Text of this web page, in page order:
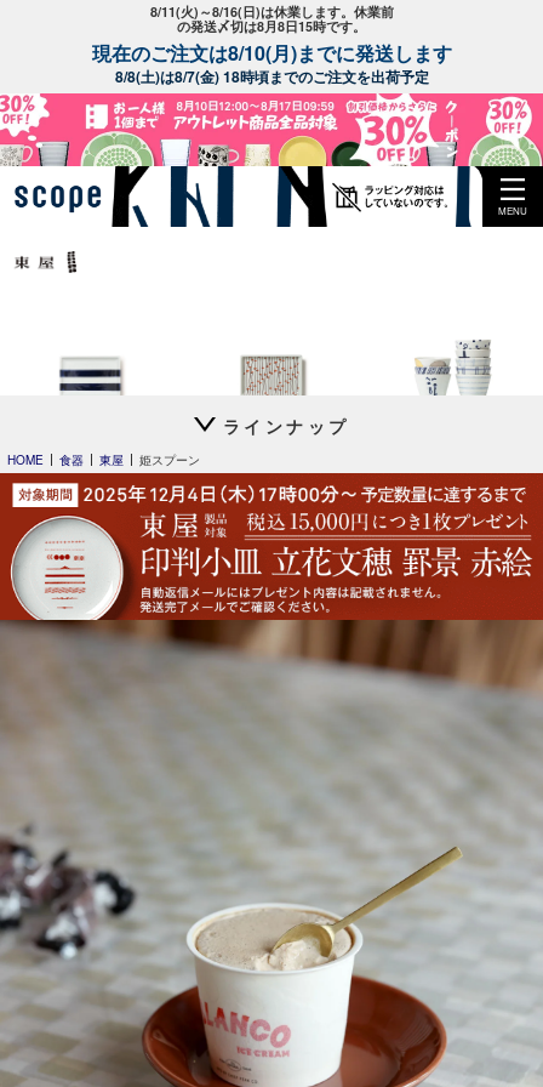
8/11(火)～8/16(日)は休業します。休業前
の発送〆切は8月8日15時です。
現在のご注文は8/10(月)までに発送します
8/8(土)は8/7(金) 18時頃までのご注文を出荷予定
MENU
スキー01
平長 石本藤雄
猪口 蛇の目高台
猪口 細
立花文穂
猪口
丑年 うし うし うし
ラインナップ
HOME 食器 東屋 姫スプーン